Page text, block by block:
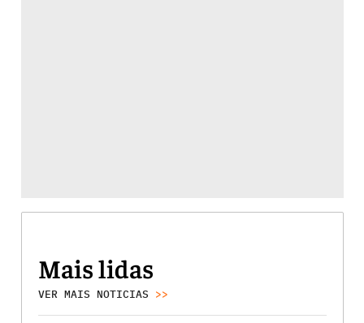
Mais lidas
VER MAIS NOTICIAS >>